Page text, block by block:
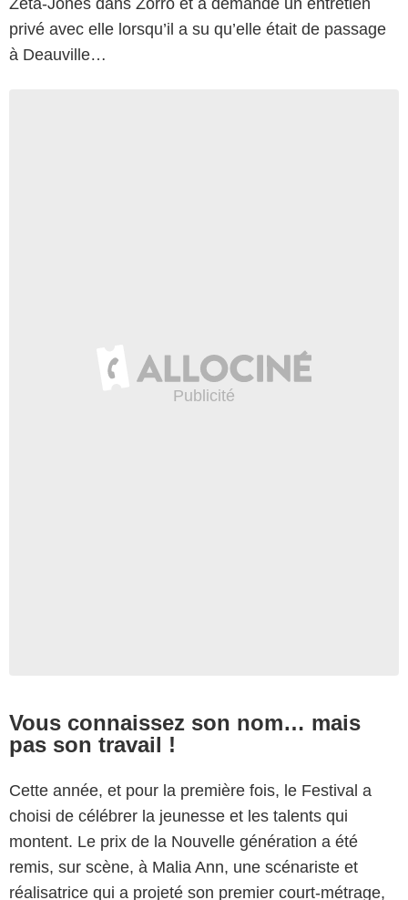
Zeta-Jones dans Zorro et a demandé un entretien
privé avec elle lorsqu’il a su qu’elle était de passage
à Deauville…
Vous connaissez son nom… mais
pas son travail !
Cette année, et pour la première fois, le Festival a
choisi de célébrer la jeunesse et les talents qui
montent. Le prix de la Nouvelle génération a été
remis, sur scène, à Malia Ann, une scénariste et
réalisatrice qui a projeté son premier court-métrage,